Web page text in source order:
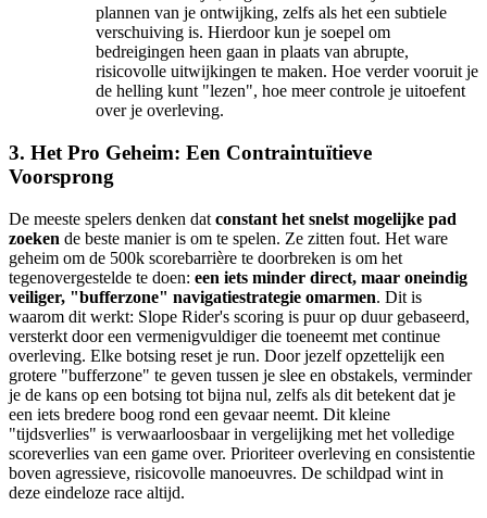
plannen van je ontwijking, zelfs als het een subtiele
verschuiving is. Hierdoor kun je soepel om
bedreigingen heen gaan in plaats van abrupte,
risicovolle uitwijkingen te maken. Hoe verder vooruit je
de helling kunt "lezen", hoe meer controle je uitoefent
over je overleving.
3. Het Pro Geheim: Een Contraintuïtieve
Voorsprong
De meeste spelers denken dat constant het snelst mogelijke pad
zoeken de beste manier is om te spelen. Ze zitten fout. Het ware
geheim om de 500k scorebarrière te doorbreken is om het
tegenovergestelde te doen: een iets minder direct, maar oneindig
veiliger, "bufferzone" navigatiestrategie omarmen. Dit is
waarom dit werkt: Slope Rider's scoring is puur op duur gebaseerd,
versterkt door een vermenigvuldiger die toeneemt met continue
overleving. Elke botsing reset je run. Door jezelf opzettelijk een
grotere "bufferzone" te geven tussen je slee en obstakels, verminder
je de kans op een botsing tot bijna nul, zelfs als dit betekent dat je
een iets bredere boog rond een gevaar neemt. Dit kleine
"tijdsverlies" is verwaarloosbaar in vergelijking met het volledige
scoreverlies van een game over. Prioriteer overleving en consistentie
boven agressieve, risicovolle manoeuvres. De schildpad wint in
deze eindeloze race altijd.